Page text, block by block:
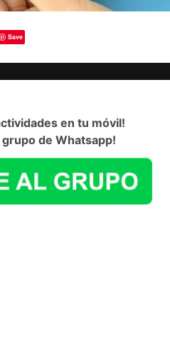
Save
en tu móvil!
de Whatsapp!